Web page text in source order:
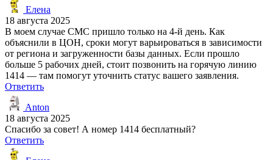
Елена
18 августа 2025
В моем случае СМС пришло только на 4-й день. Как
объяснили в ЦОН, сроки могут варьироваться в зависимости
от региона и загруженности базы данных. Если прошло
больше 5 рабочих дней, стоит позвонить на горячую линию
1414 — там помогут уточнить статус вашего заявления.
Ответить
Anton
18 августа 2025
Спасибо за совет! А номер 1414 бесплатный?
Ответить